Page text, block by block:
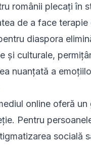
românii plecați în
de a face terapie
diaspora
și culturale,
nuanțată a
online oferă
Pentru
socială